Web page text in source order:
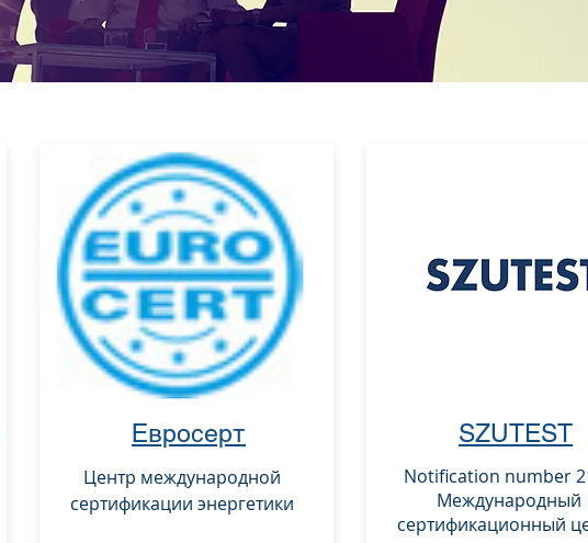
Евросерт
Центр международной
сертификации энергетики
SZUTEST
Notification number
Международный
сертификационный